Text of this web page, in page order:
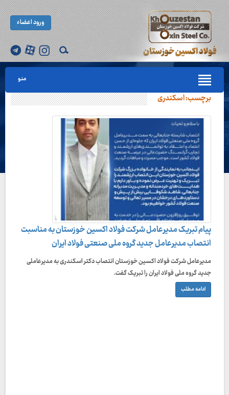
ورود اعضاء
منو
برچسب:اسکندری
پیام تبریک مدیرعامل شرکت فولاد اکسین خوزستان به مناسبت
انتصاب مدیرعامل جدید گروه ملی صنعتی فولاد ایران
مدیرعامل شرکت فولاد اکسین خوزستان انتصاب دکتر اسکندری به مدیرعاملی
جدید گروه ملی فولاد ایران را تبریک گفت.
ادامه مطلب